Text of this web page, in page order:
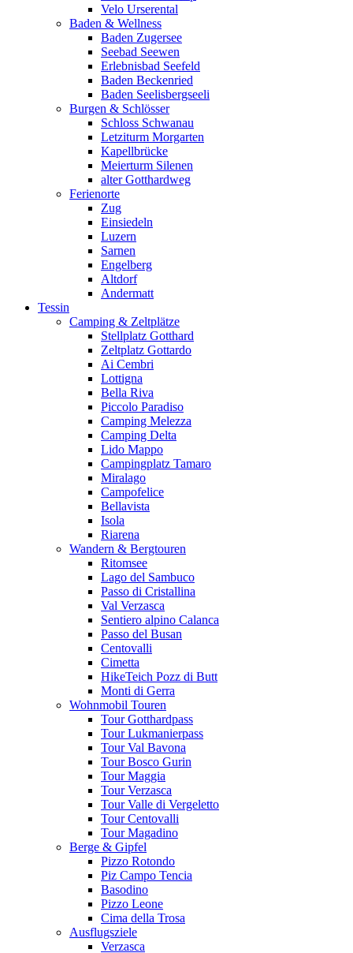
Velo Urserental
Baden & Wellness
Baden Zugersee
Seebad Seewen
Erlebnisbad Seefeld
Baden Beckenried
Baden Seelisbergseeli
Burgen & Schlösser
Schloss Schwanau
Letziturm Morgarten
Kapellbrücke
Meierturm Silenen
alter Gotthardweg
Ferienorte
Zug
Einsiedeln
Luzern
Sarnen
Engelberg
Altdorf
Andermatt
Tessin
Camping & Zeltplätze
Stellplatz Gotthard
Zeltplatz Gottardo
Ai Cembri
Lottigna
Bella Riva
Piccolo Paradiso
Camping Melezza
Camping Delta
Lido Mappo
Campingplatz Tamaro
Miralago
Campofelice
Bellavista
Isola
Riarena
Wandern & Bergtouren
Ritomsee
Lago del Sambuco
Passo di Cristallina
Val Verzasca
Sentiero alpino Calanca
Passo del Busan
Centovalli
Cimetta
HikeTeich Pozz di Butt
Monti di Gerra
Wohnmobil Touren
Tour Gotthardpass
Tour Lukmanierpass
Tour Val Bavona
Tour Bosco Gurin
Tour Maggia
Tour Verzasca
Tour Valle di Vergeletto
Tour Centovalli
Tour Magadino
Berge & Gipfel
Pizzo Rotondo
Piz Campo Tencia
Basodino
Pizzo Leone
Cima della Trosa
Ausflugsziele
Verzasca